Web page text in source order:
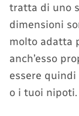
tratta di uno
dimensioni
molto adatta
anch’esso
essere
o i tuoi nipoti.